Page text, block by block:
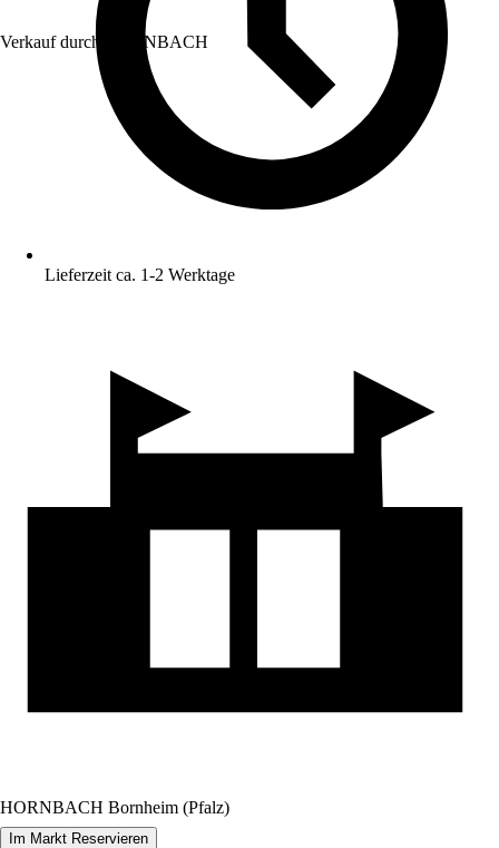
Verkauf durch: HORNBACH
Lieferzeit ca. 1-2 Werktage
HORNBACH Bornheim (Pfalz)
Im Markt Reservieren